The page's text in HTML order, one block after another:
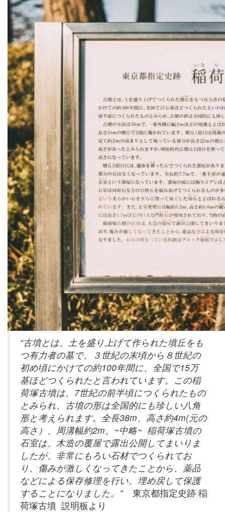
“古墳とは、土を盛り上げて作られた墳丘をも
つ有力者の墓で、３世紀の末頃から８世紀の
初め頃にかけての約100年間に、全国で15万
基ほどつくられたと言われています。この稲
荷塚古墳は、7世紀の前半頃につくられたもの
とみられ、古墳の形は全国的にも珍しい八角
形と考えられます。全長38m、高さ約4m(元の
高さ）、周溝幅約2m。~中略~ 稲荷塚古墳の
石室は、木造の覆屋で露出公開してまいりま
したが、非常にもろい石材でつくられてお
り、傷みが激しくなってきたことから、薬品
などによる保存修理を行い、埋め戻して保護
することになりました。” 東京都指定史跡 稲
荷塚古墳 説明板より